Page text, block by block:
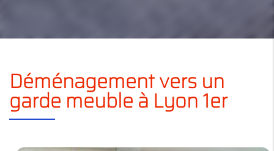
Déménagement vers un
garde meuble à Lyon 1er